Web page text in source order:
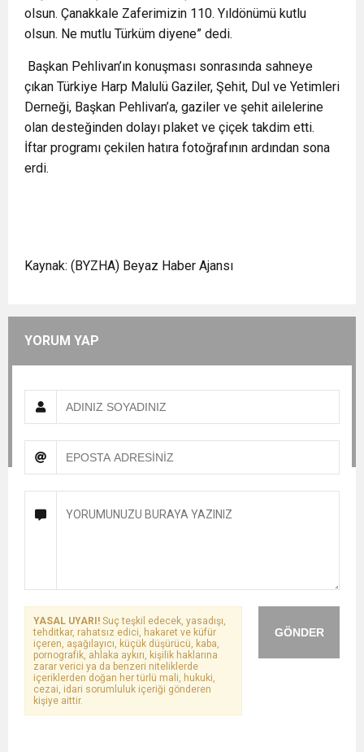
olsun. Çanakkale Zaferimizin 110. Yıldönümü kutlu
olsun. Ne mutlu Türküm diyene” dedi.
Başkan Pehlivan’ın konuşması sonrasında sahneye
çıkan Türkiye Harp Malulü Gaziler, Şehit, Dul ve Yetimleri
Derneği, Başkan Pehlivan’a, gaziler ve şehit ailelerine
olan desteğinden dolayı plaket ve çiçek takdim etti.
İftar programı çekilen hatıra fotoğrafının ardından sona
erdi.
Kaynak: (BYZHA) Beyaz Haber Ajansı
YORUM YAP
GÖNDER
YASAL UYARI! Suç teşkil edecek, yasadışı,
tehditkar, rahatsız edici, hakaret ve küfür
içeren, aşağılayıcı, küçük düşürücü, kaba,
pornografik, ahlaka aykırı, kişilik haklarına
zarar verici ya da benzeri niteliklerde
içeriklerden doğan her türlü mali, hukuki,
cezai, idari sorumluluk içeriği gönderen
kişiye aittir.